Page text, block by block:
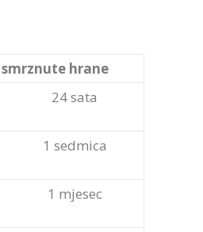
hrane
24 sata
1 sedmica
1 mjesec